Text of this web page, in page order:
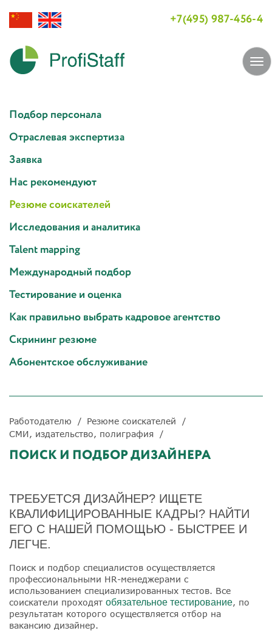
+7(495) 987-456-4
Подбор персонала
Отраслевая экспертиза
Заявка
Нас рекомендуют
Резюме соискателей
Исследования и аналитика
Talent mapping
Международный подбор
Тестирование и оценка
Как правильно выбрать кадровое агентство
Скрининг резюме
Абонентское обслуживание
Работодателю
Резюме соискателей
СМИ, издательство, полиграфия
ПОИСК И ПОДБОР ДИЗАЙНЕРА
ТРЕБУЕТСЯ ДИЗАЙНЕР? ИЩЕТЕ
КВАЛИФИЦИРОВАННЫЕ КАДРЫ? НАЙТИ
ЕГО С НАШЕЙ ПОМОЩЬЮ - БЫСТРЕЕ И
ЛЕГЧЕ.
Поиск и подбор специалистов осуществляется
профессиональными HR-менеджерами с
использованием специализированных тестов. Все
соискатели проходят обязательное тестирование, по
результатам которого осуществляется отбор на
вакансию дизайнер.